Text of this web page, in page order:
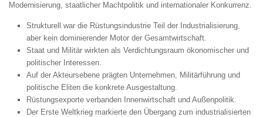
Modernisierung, staatlicher Machtpolitik und internationaler Konkurrenz.
Strukturell war die Rüstungsindustrie Teil der Industrialisierung,
aber kein dominierender Motor der Gesamtwirtschaft.
Staat und Militär wirkten als Verdichtungsraum ökonomischer und
politischer Interessen.
Auf der Akteursebene prägten Unternehmen, Militärführung und
politische Eliten die konkrete Ausgestaltung.
Rüstungsexporte verbanden Innenwirtschaft und Außenpolitik.
Der Erste Weltkrieg markierte den Übergang zum industrialisierten